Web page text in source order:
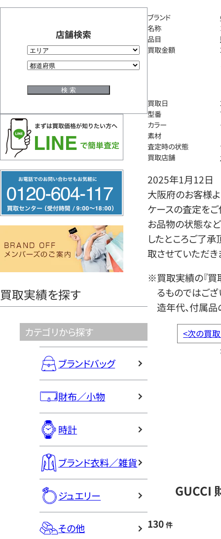
店舗検索
リ
ー
ヤ
買取実績を探す
カテゴリから探す
ブランドバッグ
財布／小物
時計
ブランド衣料／雑貨
ジュエリー
その他
ブランド
名称
品目
買取金額
買取日
型番
カラー
素材
査定時の状態
買取店舗
2025年1月12日
大阪府のお客様
ケースの査定をご
お品物の状態など
したところご了
取させていただき
※買取実績の『買
るものではござ
造年代、付属品
<次の買
GUCCI
130 件